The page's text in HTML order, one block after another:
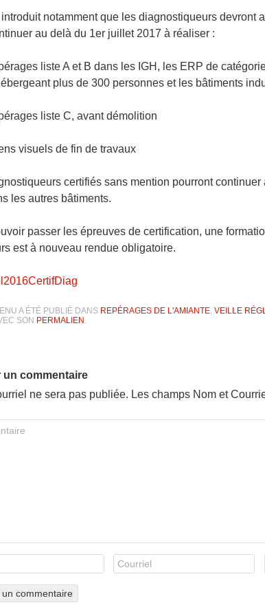
introduit notamment que les diagnostiqueurs devront
au delà du 1er juillet 2017 à réaliser :
liste A et B dans les IGH, les ERP de
plus de 300 personnes et les bâtiments
liste C, avant démolition
visuels de fin de travaux
certifiés sans mention pourront
les autres bâtiments.
passer les épreuves de certification, une
est à nouveau rendue obligatoire.
A ÉTÉ PUBLIÉ DANS REPÉRAGES DE L'AMIANTE, VEILLE
SON PERMALIEN.
un commentaire
ne sera pas publiée. Les champs Nom et